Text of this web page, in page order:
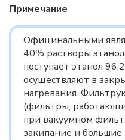
Примечание
Официнальными
40% растворы
поступает этанол
осуществляют в
нагревания.
(фильтры,
при вакуумном
закипание и большие